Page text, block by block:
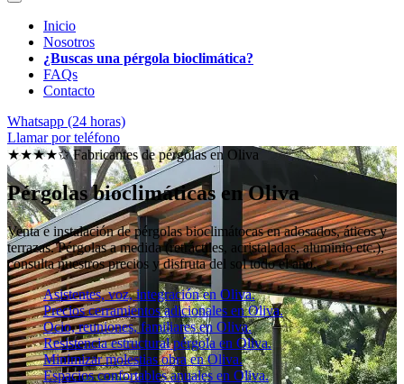
Inicio
Nosotros
¿Buscas una pérgola bioclimática?
FAQs
Contacto
Whatsapp (24 horas)
Llamar por teléfono
★★★★✩ Fabricantes de pérgolas en Oliva
Pérgolas bioclimáticas en Oliva
Venta e instalación de pérgolas bioclimátocas en adosados, áticos y
terrazas. Pérgolas a medida (retráctiles, acristaladas, aluminio etc.),
consulta nuestros precios y disfruta del sol todo el año.
Asistentes, voz, integración en Oliva.
Precios cerramientos adicionales en Oliva.
Ocio, reuniones, familiares en Oliva.
Resistencia estructural pérgola en Oliva.
Minimizar molestias obra en Oliva.
Espacios confortables anuales en Oliva.